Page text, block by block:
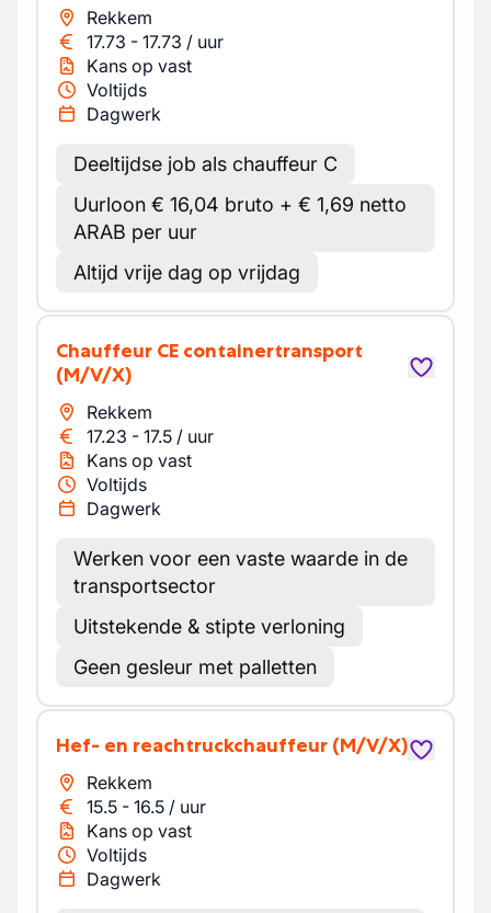
Rekkem
17.73 - 17.73 / uur
Kans op vast
Voltijds
Dagwerk
Deeltijdse job als chauffeur C
Uurloon € 16,04 bruto + € 1,69 netto
ARAB per uur
Altijd vrije dag op vrijdag
Chauffeur CE containertransport
(M/V/X)
Rekkem
17.23 - 17.5 / uur
Kans op vast
Voltijds
Dagwerk
Werken voor een vaste waarde in de
transportsector
Uitstekende & stipte verloning
Geen gesleur met palletten
Hef- en reachtruckchauffeur (M/V/X)
Rekkem
15.5 - 16.5 / uur
Kans op vast
Voltijds
Dagwerk